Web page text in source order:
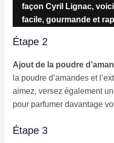
façon Cyril Lignac,
facile, gourmande et
Étape 2
Ajout de la poudre
la poudre d’amandes et
aimez, versez également
pour parfumer davantage
Étape 3